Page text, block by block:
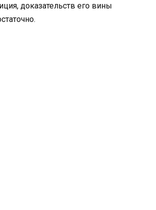
доказательств его вины